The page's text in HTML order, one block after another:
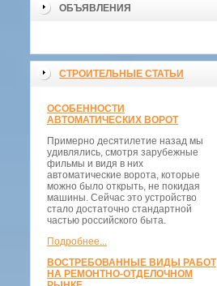
ОБЪЯВЛЕНИЯ
СТРОИТЕЛЬНЫЕ СТАТЬИ
ОСОБЕННОСТИ
АВТОМАТИЧЕСКИХ ВОРОТ
Примерно десятилетие назад мы
удивлялись, смотря зарубежные
фильмы и видя в них
автоматические ворота, которые
можно было открыть, не покидая
машины. Сейчас это устройство
стало достаточно стандартной
частью российского быта.
Подробнее...
ВОСТРЕБОВАННЫЕ ВИДЫ РАБОТ
НА РЕМОНТНО-ОТДЕЛОЧНОМ